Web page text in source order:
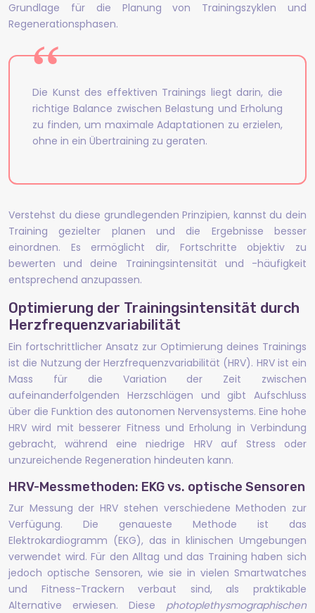
Grundlage für die Planung von Trainingszyklen und
Regenerationsphasen.
Die Kunst des effektiven Trainings liegt darin, die
richtige Balance zwischen Belastung und Erholung
zu finden, um maximale Adaptationen zu erzielen,
ohne in ein Übertraining zu geraten.
Verstehst du diese grundlegenden Prinzipien, kannst du dein
Training gezielter planen und die Ergebnisse besser
einordnen. Es ermöglicht dir, Fortschritte objektiv zu
bewerten und deine Trainingsintensität und -häufigkeit
entsprechend anzupassen.
Optimierung der Trainingsintensität durch
Herzfrequenzvariabilität
Ein fortschrittlicher Ansatz zur Optimierung deines Trainings
ist die Nutzung der Herzfrequenzvariabilität (HRV). HRV ist ein
Mass für die Variation der Zeit zwischen
aufeinanderfolgenden Herzschlägen und gibt Aufschluss
über die Funktion des autonomen Nervensystems. Eine hohe
HRV wird mit besserer Fitness und Erholung in Verbindung
gebracht, während eine niedrige HRV auf Stress oder
unzureichende Regeneration hindeuten kann.
HRV-Messmethoden: EKG vs. optische Sensoren
Zur Messung der HRV stehen verschiedene Methoden zur
Verfügung. Die genaueste Methode ist das
Elektrokardiogramm (EKG), das in klinischen Umgebungen
verwendet wird. Für den Alltag und das Training haben sich
jedoch optische Sensoren, wie sie in vielen Smartwatches
und Fitness-Trackern verbaut sind, als praktikable
Alternative erwiesen. Diese photoplethysmographischen